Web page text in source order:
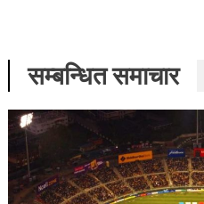
सम्बन्धित समाचार